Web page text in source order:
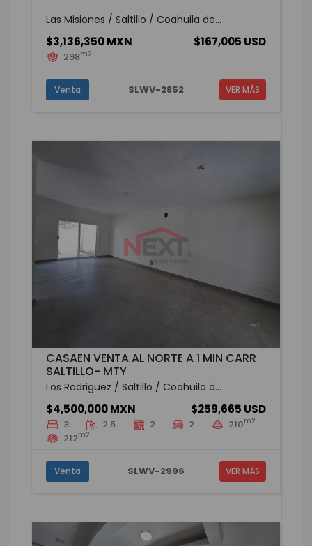
Las Misiones / Saltillo / Coahuila de...
$3,136,350 MXN $167,005 USD
298m2
Venta SLWV-2852 VER MÁS
CASAEN VENTA AL NORTE A 1 MIN CARR
SALTILLO- MTY
Los Rodriguez / Saltillo / Coahuila d...
$4,500,000 MXN $259,665 USD
3 2.5 2 2 210m2
212m2
Venta SLWV-2996 VER MÁS